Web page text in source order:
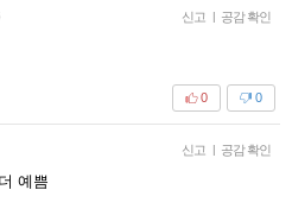
신고 | 공감 확인
0
0
신고 | 공감 확인
예쁨